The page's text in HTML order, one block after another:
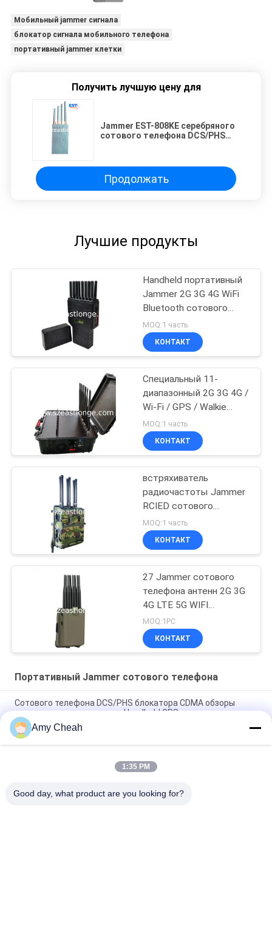
Мобильный jammer сигнала
блокатор сигнала мобильного телефона
портативный jammer клетки
Получить лучшую цену для
Jammer EST-808KE серебряного
сотового телефона DCS/PHS
Продолжать
Лучшие продукты
Handheld портативный
Jammer 2G 3G 4G WiFi
Bluetooth сотового
телефона 1600MHZ
MOQ:1 часть
КОНТАКТ
Специальный 11-
диапазонный 2G 3G 4G /
Wi-Fi / GPS / Walkie
Talkie Signal Jammer
портативный 60W
высокая мощность
MOQ:1 часть
КОНТАКТ
встряхиватель
радиочастоты Jammer
RCIED сотового
телефона
радиотелеграфа 80m
портативный
MOQ:1 часть
КОНТАКТ
27 Jammer сотового
телефона антенн 2G 3G
4G LTE 5G WIFI
портативный с
преграждать радио
UHF FM VHF GPS
MOQ:1PC
КОНТАКТ
Портативный Jammer сотового телефона
Сотового телефона DCS/PHS блокатора CDMA обзоры
ракеты -носителя сигнала Handheld GPS
28 полос ручной телефонный джаммер WIFI GPS UHF VHF
315 433 12 месяцев гарантия
Полная частота мобильный телефон WIFI GPS UHF VHF
Amy Cheah
1:35 PM
Good day, what product are you looking for?